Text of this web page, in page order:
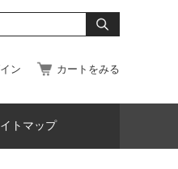
ン カートをみる
トマップ